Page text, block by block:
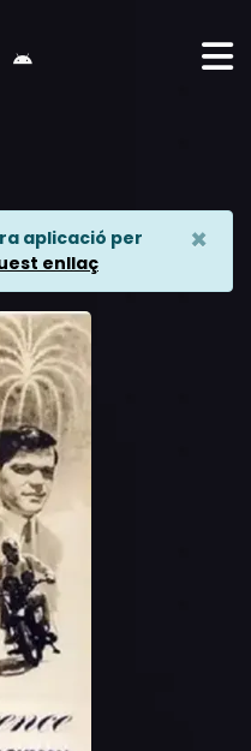
aplicació per
enllaç
×